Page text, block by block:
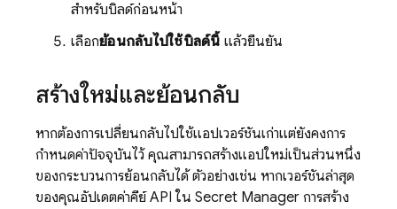
สำหรับบิลด์ก่อนหน้า
เลือกย้อนกลับไปใช้บิลด์นี้ แล้วยืนยัน
สร้างใหม่และย้อนกลับ
หากต้องการเปลี่ยนกลับไปใช้แอปเวอร์ชันเก่าแต่ยังคงการ
กำหนดค่าปัจจุบันไว้ คุณสามารถสร้างแอปใหม่เป็นส่วนหนึ่ง
ของกระบวนการย้อนกลับได้ ตัวอย่างเช่น หากเวอร์ชันล่าสุด
ของคุณอัปเดตค่าคีย์ API ใน Secret Manager การสร้าง